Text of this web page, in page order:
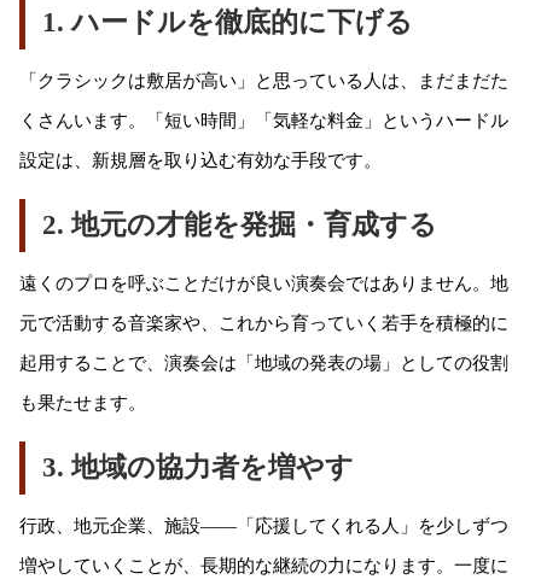
1. ハードルを徹底的に下げる
「クラシックは敷居が高い」と思っている人は、まだまだた
くさんいます。「短い時間」「気軽な料金」というハードル
設定は、新規層を取り込む有効な手段です。
2. 地元の才能を発掘・育成する
遠くのプロを呼ぶことだけが良い演奏会ではありません。地
元で活動する音楽家や、これから育っていく若手を積極的に
起用することで、演奏会は「地域の発表の場」としての役割
も果たせます。
3. 地域の協力者を増やす
行政、地元企業、施設——「応援してくれる人」を少しずつ
増やしていくことが、長期的な継続の力になります。一度に